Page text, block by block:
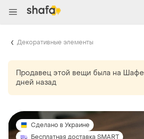
Декоративные элементы
Продавец этой вещи была на
дней назад
Сделано в Украине
Бесплатная доставка SMART